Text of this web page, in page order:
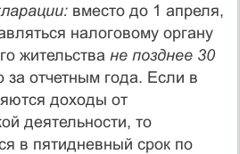
вместо до 1 апреля,
нало­говому органу
жительства не позднее 30
отчетным года. Если в
доходы от
деятельности, то
в пятидневный срок по